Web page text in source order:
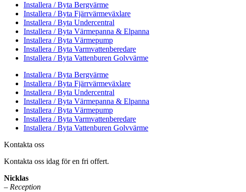
Installera / Byta Bergvärme
Installera / Byta Fjärrvärmeväxlare
Installera / Byta Undercentral
Installera / Byta Värmepanna & Elpanna
Installera / Byta Värmepump
Installera / Byta Varmvattenberedare
Installera / Byta Vattenburen Golvvärme
Installera / Byta Bergvärme
Installera / Byta Fjärrvärmeväxlare
Installera / Byta Undercentral
Installera / Byta Värmepanna & Elpanna
Installera / Byta Värmepump
Installera / Byta Varmvattenberedare
Installera / Byta Vattenburen Golvvärme
Kontakta oss
Kontakta oss idag för en fri offert.
Nicklas
– Reception